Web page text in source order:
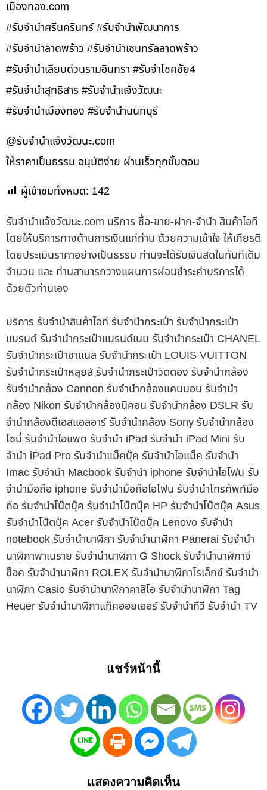
เมืองทอง.com
#รับจำนำศรีนครินทร์ #รับจำนำพัฒนาการ
#รับจำนำลาดพร้าว #รับจำนำเซนทรัลลาดพร้าว
#รับจำนำเลียบด่วนรามอินทรา #รับจำโชคชัย4
#รับจำนำสุทธิสาร #รับจำนำแจ้งวัฒนะ
#รับจำนำเมืองทอง #รับจำนำนนทบุรี
@รับจํานําแจ้งวัฒนะ.com
ให้ราคาเป็นธรรม อนุมัติง่าย ผ่านเร็วทุกขั้นตอน
ผู้เข้าชมทั้งหมด: 142
รับจํานําแจ้งวัฒนะ.com บริการ ซื้อ-ขาย-ฝาก-จำนำ สินค้าไอที
โดยให้บริการทางด้านการเงินแก่ท่าน ด้วยความเข้าใจ ให้เกียรติ
โดยประเมินราคาอย่างเป็นธรรม ท่านจะได้รับเงินสดในทันทีเต็ม
จำนวน และ ท่านสามารถวางแผนการผ่อนชำระค่าบริการได้
ด้วยตัวท่านเอง
บริการ รับจำนำสินค้าไอที รับจำนำกระเป๋า รับจำนำกระเป๋า
แบรนด์ รับจำนำกระเป๋าแบรนด์เนม รับจำนำกระเป๋า CHANEL
รับจำนำกระเป๋าชาแนล รับจำนำกระเป๋า LOUIS VUITTON
รับจำนำกระเป๋าหลุยส์ รับจำนำกระเป๋าวิตตอง รับจำนำกล้อง
รับจำนำกล้อง Cannon รับจำนำกล้องแคนนอน รับจำนำ
กล้อง Nikon รับจำนำกล้องนิคอน รับจำนำกล้อง DSLR รับ
จำนำกล้องดีเอสแอลอาร์ รับจำนำกล้อง Sony รับจำนำกล้อง
โซนี่ รับจำนำไอแพด รับจำนำ iPad รับจำนำ iPad Mini รับ
จำนำ iPad Pro รับจำนำแม็คบุ๊ค รับจำนำไอแม็ค รับจำนำ
Imac รับจำนำ Macbook รับจำนำ iphone รับจำนำไอโฟน รับ
จำนำมือถือ iphone รับจำนำมือถือไอโฟน รับจำนำโทรศัพท์มือ
ถือ รับจำนำโน๊ตบุ๊ค รับจำนำโน๊ตบุ๊ค HP รับจำนำโน๊ตบุ๊ค Asus
รับจำนำโน๊ตบุ๊ค Acer รับจำนำโน๊ตบุ๊ค Lenovo รับจำนำ
notebook รับจำนำนาฬิกา รับจำนำนาฬิกา Panerai รับจำนำ
นาฬิกาพาเนราย รับจำนำนาฬิกา G Shock รับจำนำนาฬิกาจี
ช็อค รับจำนำนาฬิกา ROLEX รับจำนำนาฬิกาโรเล็กซ์ รับจำนำ
นาฬิกา Casio รับจำนำนาฬิกาคาสิโอ รับจำนำนาฬิกา Tag
Heuer รับจำนำนาฬิกาแท็คฮอยเออร์ รับจำนำทีวี รับจำนำ TV
แชร์หน้านี้
แสดงความคิดเห็น